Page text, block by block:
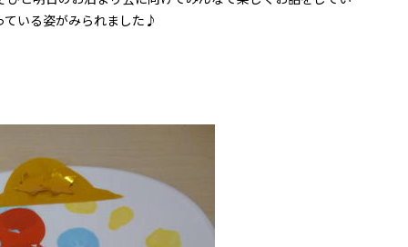
いる姿がみられました♪